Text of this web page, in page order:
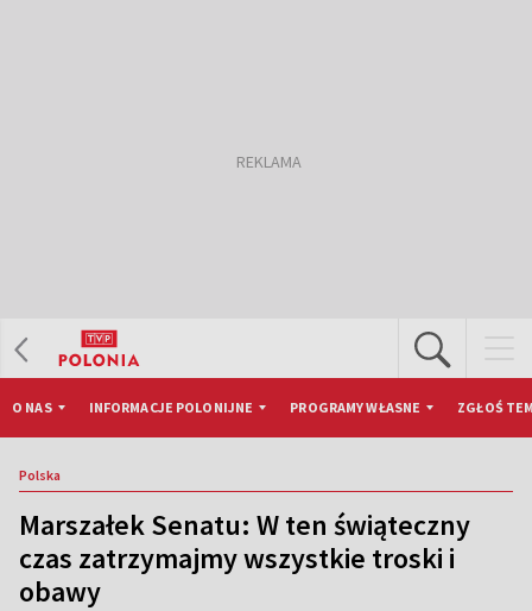
O NAS INFORMACJE POLONIJNE PROGRAMY WŁASNE ZGŁOŚ
Polska
Marszałek Senatu: W ten świąteczny
czas zatrzymajmy wszystkie troski i
obawy